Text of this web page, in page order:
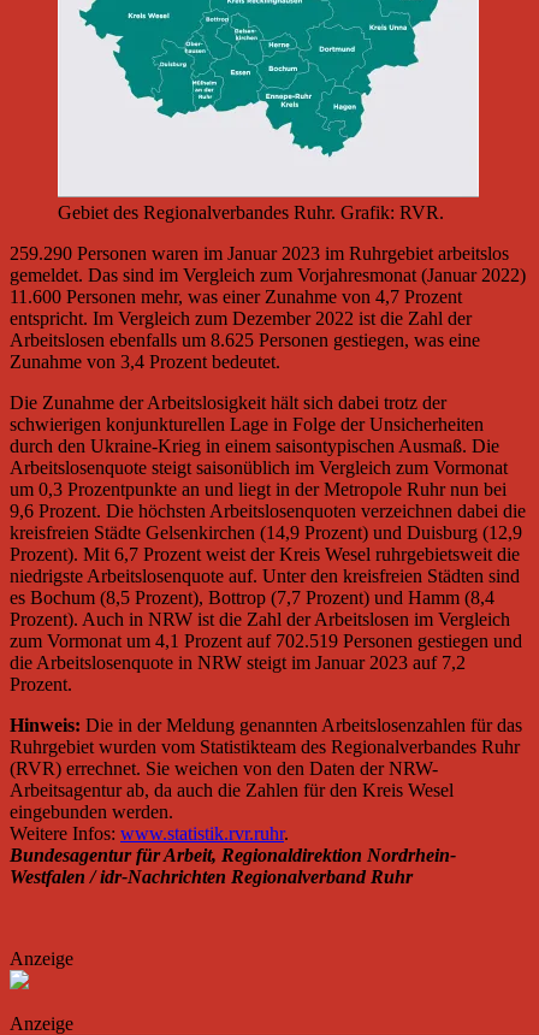
Gebiet des Regionalverbandes Ruhr. Grafik: RVR.
259.290 Personen waren im Januar 2023 im Ruhrgebiet arbeitslos
gemeldet. Das sind im Vergleich zum Vorjahresmonat (Januar 2022)
11.600 Personen mehr, was einer Zunahme von 4,7 Prozent
entspricht. Im Vergleich zum Dezember 2022 ist die Zahl der
Arbeitslosen ebenfalls um 8.625 Personen gestiegen, was eine
Zunahme von 3,4 Prozent bedeutet.
Die Zunahme der Arbeitslosigkeit hält sich dabei trotz der
schwierigen konjunkturellen Lage in Folge der Unsicherheiten
durch den Ukraine-Krieg in einem saisontypischen Ausmaß. Die
Arbeitslosenquote steigt saisonüblich im Vergleich zum Vormonat
um 0,3 Prozentpunkte an und liegt in der Metropole Ruhr nun bei
9,6 Prozent. Die höchsten Arbeitslosenquoten verzeichnen dabei die
kreisfreien Städte Gelsenkirchen (14,9 Prozent) und Duisburg (12,9
Prozent). Mit 6,7 Prozent weist der Kreis Wesel ruhrgebietsweit die
niedrigste Arbeitslosenquote auf. Unter den kreisfreien Städten sind
es Bochum (8,5 Prozent), Bottrop (7,7 Prozent) und Hamm (8,4
Prozent). Auch in NRW ist die Zahl der Arbeitslosen im Vergleich
zum Vormonat um 4,1 Prozent auf 702.519 Personen gestiegen und
die Arbeitslosenquote in NRW steigt im Januar 2023 auf 7,2
Prozent.
Hinweis: Die in der Meldung genannten Arbeitslosenzahlen für das
Ruhrgebiet wurden vom Statistikteam des Regionalverbandes Ruhr
(RVR) errechnet. Sie weichen von den Daten der NRW-
Arbeitsagentur ab, da auch die Zahlen für den Kreis Wesel
eingebunden werden.
Weitere Infos: www.statistik.rvr.ruhr.
Bundesagentur für Arbeit, Regionaldirektion Nordrhein-
Westfalen / idr-Nachrichten Regionalverband Ruhr
Anzeige
Anzeige